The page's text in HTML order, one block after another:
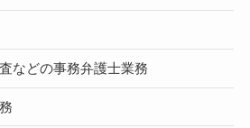
などの事務弁護士業務